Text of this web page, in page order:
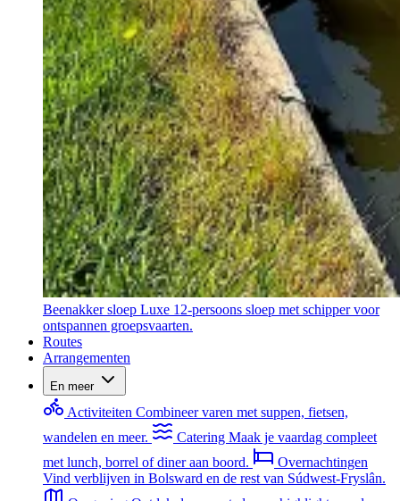
Beenakker sloep Luxe 12-persoons sloep met schipper voor
ontspannen groepsvaarten.
Routes
Arrangementen
En meer
Activiteiten Combineer varen met suppen, fietsen,
wandelen en meer.
Catering Maak je vaardag compleet
met lunch, borrel of diner aan boord.
Overnachtingen
Vind verblijven in Bolsward en de rest van Súdwest-Fryslân.